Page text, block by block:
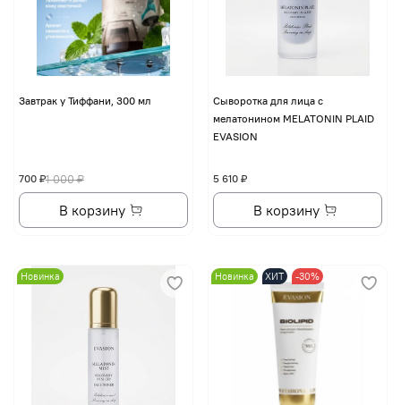
Завтрак у Тиффани, 300 мл
1 000 ₽
700 ₽
В корзину
Сыворотка для лица с
мелатонином MELATONIN PLAID
EVASION
5 610 ₽
В корзину
Новинка Новинка ХИТ -30%